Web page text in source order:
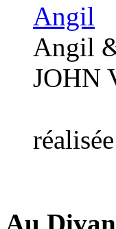
Angil
Angil
JOHN
Au